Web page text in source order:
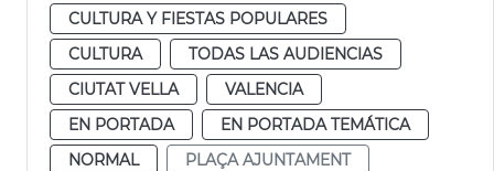
CULTURA Y FIESTAS POPULARES
CULTURA
TODAS LAS AUDIENCIAS
CIUTAT VELLA
VALENCIA
EN PORTADA
EN PORTADA TEMÁTICA
NORMAL
PLAÇA AJUNTAMENT